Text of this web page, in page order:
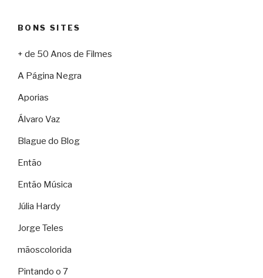
BONS SITES
+ de 50 Anos de Filmes
A Página Negra
Aporias
Álvaro Vaz
Blague do Blog
Então
Então Música
Júlia Hardy
Jorge Teles
mãoscolorida
Pintando o 7